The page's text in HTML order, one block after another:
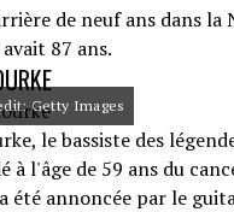
de neuf ans dans la
87 ans.
Getty Images
le bassiste des
à l'âge de 59 ans du
été annoncée par le